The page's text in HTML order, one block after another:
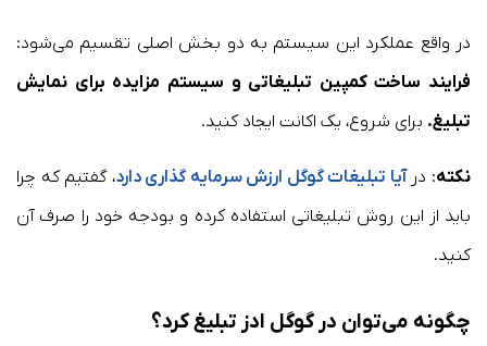
در واقع عملکرد این سیستم به دو بخش اصلی تقسیم می‌شود:
فرایند ساخت کمپین تبلیغاتی و سیستم مزایده برای نمایش
تبلیغ. برای شروع، یک اکانت ایجاد کنید.
نکته: درآیا تبلیغات گوگل ارزش سرمایه گذاری دارد، گفتیم که چرا
باید از این روش تبلیغاتی استفاده کرده و بودجه خود را صرف آن
کنید.
چگونه می‌توان در گوگل ادز تبلیغ کرد؟